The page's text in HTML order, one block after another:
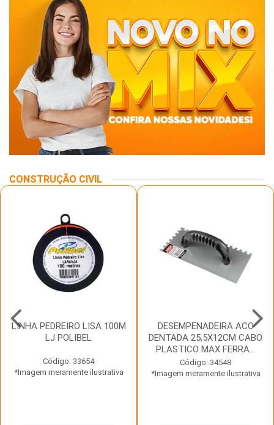
CONSTRUÇÃO CIVIL
LINHA PEDREIRO LISA 100M
LJ POLIBEL
Código: 33654
*Imagem meramente ilustrativa
DESEMPENADEIRA ACO
DENTADA 25,5X12CM CABO
PLASTICO MAX FERRA...
Código: 34548
*Imagem meramente ilustrativa